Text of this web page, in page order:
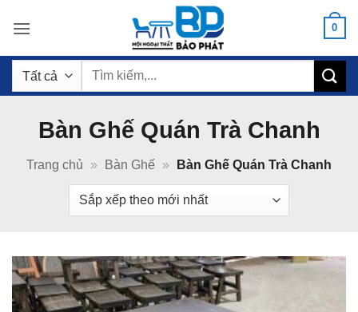
qua
dung
0
Tìm
Bàn Ghế Quán Trà Chanh
Trang chủ » Bàn Ghế » Bàn Ghế Quán Trà Chanh